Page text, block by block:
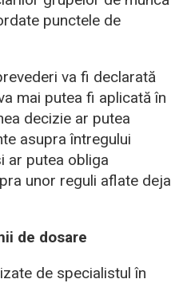
punctele de
va fi declarată
mai putea fi aplicată în
decizie ar putea
asupra întregului
ar putea obliga
unor reguli aflate deja
de dosare
de specialistul în